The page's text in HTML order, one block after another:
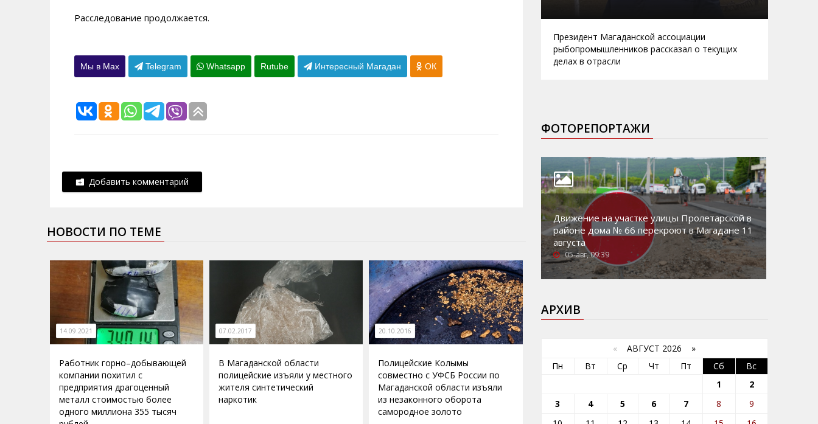
Расследование продолжается.
Мы в Max Telegram Whatsapp Rutube Интересный Магадан ОК
Добавить комментарий
НОВОСТИ ПО ТЕМЕ
14.09.2021
Работник горно–добывающей
компании похитил с
предприятия драгоценный
металл стоимостью более
одного миллиона 355 тысяч
07.02.2017
В Магаданской области
полицейские изъяли у местного
жителя синтетический
наркотик
20.10.2016
Полицейские Колымы
совместно с УФСБ России по
Магаданской области изъяли
из незаконного оборота
самородное золото
Президент Магаданской ассоциации
рыбопромышленников рассказал о текущих
делах в отрасли
ФОТОРЕПОРТАЖИ
Движение на участке улицы Пролетарской в
районе дома № 66 перекроют в Магадане 11
августа
05-авг, 09:39
АРХИВ
« АВГУСТ 2026 »
Пн
Вт Ср Чт Пт Сб
Вс
1
2
3
4 5 6 7 8
9